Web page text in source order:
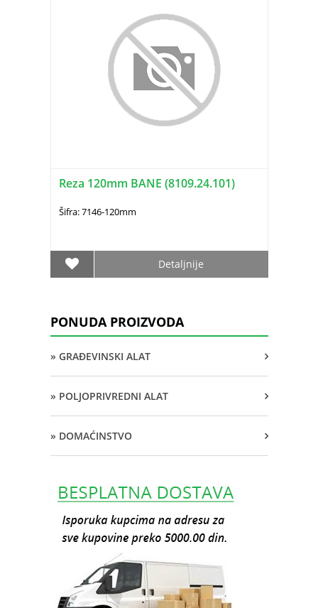
Reza 120mm BANE (8109.24.101)
Šifra: 7146-120mm
Detaljnije
PONUDA PROIZVODA
» GRAĐEVINSKI ALAT
» POLJOPRIVREDNI ALAT
» DOMAĆINSTVO